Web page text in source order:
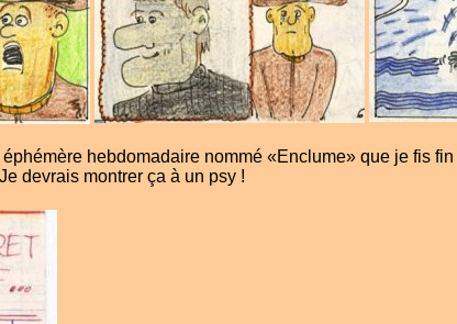
hebdomadaire nommé «Enclume» que je fis
devrais montrer ça à un psy !